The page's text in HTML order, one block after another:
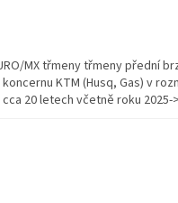
MX třmeny třmeny přední
KTM (Husq, Gas) v
20 letech včetně roku 2025-